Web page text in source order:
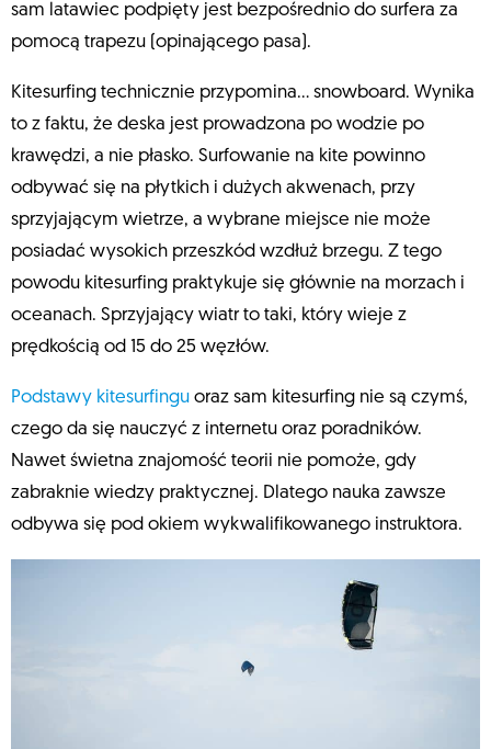
sam latawiec podpięty jest bezpośrednio do surfera za
pomocą trapezu (opinającego pasa).
Kitesurfing technicznie przypomina… snowboard. Wynika
to z faktu, że deska jest prowadzona po wodzie po
krawędzi, a nie płasko. Surfowanie na kite powinno
odbywać się na płytkich i dużych akwenach, przy
sprzyjającym wietrze, a wybrane miejsce nie może
posiadać wysokich przeszkód wzdłuż brzegu. Z tego
powodu kitesurfing praktykuje się głównie na morzach i
oceanach. Sprzyjający wiatr to taki, który wieje z
prędkością od 15 do 25 węzłów.
Podstawy kitesurfingu oraz sam kitesurfing nie są czymś,
czego da się nauczyć z internetu oraz poradników.
Nawet świetna znajomość teorii nie pomoże, gdy
zabraknie wiedzy praktycznej. Dlatego nauka zawsze
odbywa się pod okiem wykwalifikowanego instruktora.